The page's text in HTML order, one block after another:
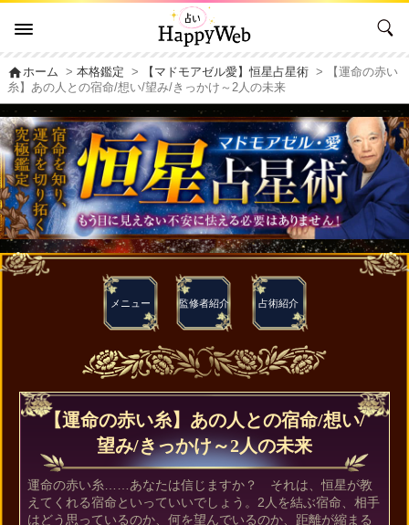
homeホーム >本格鑑定 > 【マドモアゼル愛】恒星占星術 > 【運命の赤い
糸】あの人との宿命/想い/望み/きっかけ～2人の未来
メニュー 監修者紹介 占術紹介
【運命の赤い糸】あの人との宿命/想い/
望み/きっかけ～2人の未来
運命の赤い糸……あなたは信じますか？ それは、恒星が教
えてくれる宿命といっていいでしょう。2人を結ぶ宿命、相手
はどう思っているのか、何を望んでいるのか、距離が縮まる